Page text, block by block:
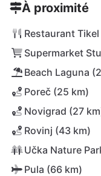
À proximité
Restaurant Tikel
Supermarket
Beach Laguna
Poreč (25 km)
Novigrad (27
Rovinj (43 km)
Učka Nature
Pula (66 km)